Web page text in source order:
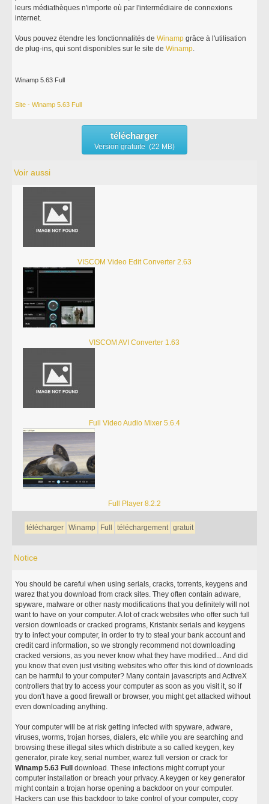
leurs médiathèques n'importe où par l'intermédiaire de connexions
internet.
Vous pouvez étendre les fonctionnalités deWinamp grâce à l'utilisation
de plug-ins, qui sont disponibles sur le site deWinamp.
Winamp 5.63 Full
Site - Winamp 5.63 Full
télécharger
Version gratuite (22 MB)
Voir aussi
VISCOM Video Edit Converter 2.63
VISCOM AVI Converter 1.63
Full Video Audio Mixer 5.6.4
Full Player 8.2.2
télécharger Winamp Full téléchargement gratuit
Notice
You should be careful when using serials, cracks, torrents, keygens and
warez that you download from crack sites. They often contain adware,
spyware, malware or other nasty modifications that you definitely will not
want to have on your computer. A lot of crack websites who offer such full
version downloads or cracked programs, Kristanix serials and keygens
try to infect your computer, in order to try to steal your bank account and
credit card information, so we strongly recommend not downloading
cracked versions, as you never know what they have modified... And did
you know that even just visiting websites who offer this kind of downloads
can be harmful to your computer? Many contain javascripts and ActiveX
controllers that try to access your computer as soon as you visit it, so if
you don't have a good firewall or browser, you might get attacked without
even downloading anything.
Your computer will be at risk getting infected with spyware, adware,
viruses, worms, trojan horses, dialers, etc while you are searching and
browsing these illegal sites which distribute a so called keygen, key
generator, pirate key, serial number, warez full version or crack for
Winamp 5.63 Full
download. These infections might corrupt your
computer installation or breach your privacy. A keygen or key generator
might contain a trojan horse opening a backdoor on your computer.
Hackers can use this backdoor to take control of your computer, copy